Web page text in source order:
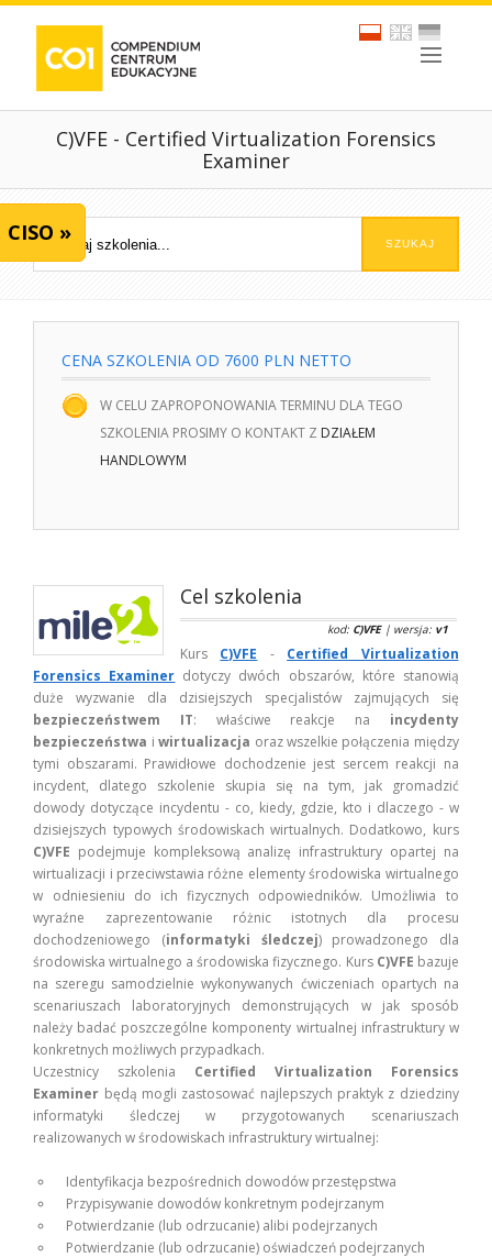
C)VFE - Certified Virtualization Forensics
Examiner
CISO »
CENA SZKOLENIA OD 7600 PLN NETTO
W CELU ZAPROPONOWANIA TERMINU DLA TEGO
SZKOLENIA PROSIMY O KONTAKT Z DZIAŁEM
HANDLOWYM
Cel szkolenia
kod: C)VFE| wersja: v1
Kurs C)VFE - Certified Virtualization
Forensics Examiner dotyczy dwóch obszarów, które stanowią
duże wyzwanie dla dzisiejszych specjalistów zajmujących się
bezpieczeństwem IT: właściwe reakcje na incydenty
bezpieczeństwa iwirtualizacja oraz wszelkie połączenia między
tymi obszarami. Prawidłowe dochodzenie jest sercem reakcji na
incydent, dlatego szkolenie skupia się na tym, jak gromadzić
dowody dotyczące incydentu - co, kiedy, gdzie, kto i dlaczego - w
dzisiejszych typowych środowiskach wirtualnych. Dodatkowo, kurs
C)VFE podejmuje kompleksową analizę infrastruktury opartej na
wirtualizacji i przeciwstawia różne elementy środowiska wirtualnego
w odniesieniu do ich fizycznych odpowiedników. Umożliwia to
wyraźne zaprezentowanie różnic istotnych dla procesu
dochodzeniowego (informatyki śledczej) prowadzonego dla
środowiska wirtualnego a środowiska fizycznego. Kurs C)VFE bazuje
na szeregu samodzielnie wykonywanych ćwiczeniach opartych na
scenariuszach laboratoryjnych demonstrujących w jak sposób
należy badać poszczególne komponenty wirtualnej infrastruktury w
konkretnych możliwych przypadkach.
Uczestnicy szkolenia Certified Virtualization Forensics
Examiner będą mogli zastosować najlepszych praktyk z dziedziny
informatyki śledczej w przygotowanych scenariuszach
realizowanych w środowiskach infrastruktury wirtualnej:
Identyfikacja bezpośrednich dowodów przestępstwa
Przypisywanie dowodów konkretnym podejrzanym
Potwierdzanie (lub odrzucanie) alibi podejrzanych
Potwierdzanie (lub odrzucanie) oświadczeń podejrzanych